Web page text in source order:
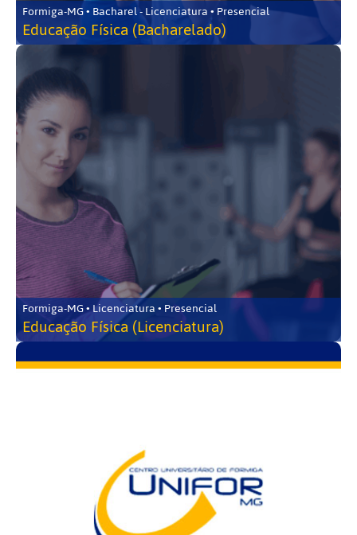
Formiga-MG • Bacharel - Licenciatura • Presencial
Educação Física (Bacharelado)
Formiga-MG • Licenciatura • Presencial
Educação Física (Licenciatura)